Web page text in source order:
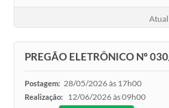
PREGÃO ELETRÔNICO Nº
Postagem: 28/05/2026 às 17h00
Realização: 12/06/2026 às 09h00